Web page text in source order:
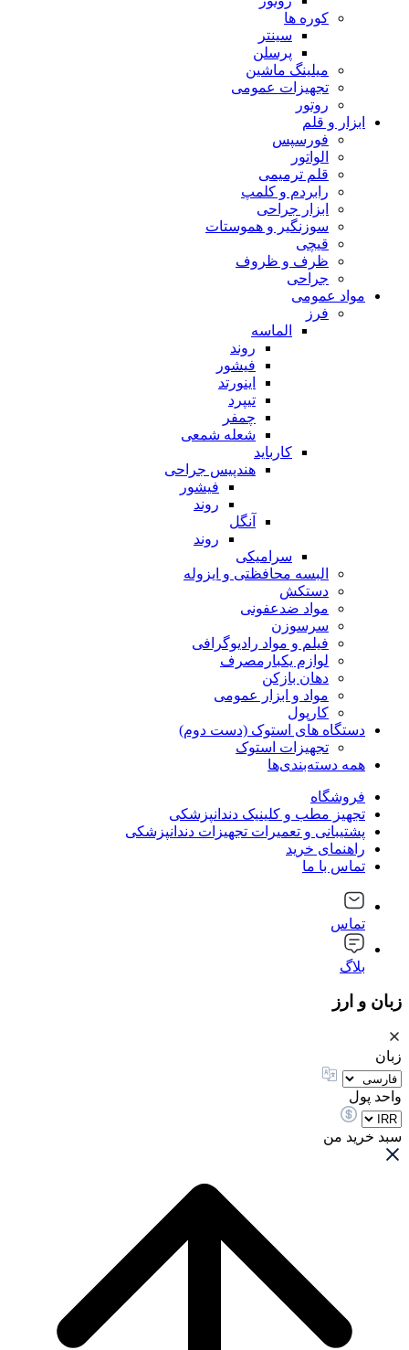
کوره ها
سینتر
پرسلن
میلینگ ماشین
تجهیزات عمومی
روتور
ابزار و قلم
فورسپس
الواتور
قلم ترمیمی
رابردم و کلمپ
ابزار جراحی
سوزنگیر و هموستات
قیچی
ظرف و ظروف
جراحی
مواد عمومی
فرز
الماسه
روند
فیشور
اینورتد
تیپرد
چمفر
شعله شمعی
کارباید
هندپیس جراحی
فیشور
روند
آنگل
روند
سرامیکی
البسه محافظتی و ایزوله
دستکش
مواد ضدعفونی
سرسوزن
فیلم و مواد رادیوگرافی
لوازم یکبارمصرف
دهان بازکن
مواد و ابزار عمومی
کارپول
دستگاه های استوک (دست دوم)
تجهیزات استوک
همه دسته‌بندی‌ها
فروشگاه
تجهیز مطب و کلینیک دندانپزشکی
پشتیبانی و تعمیرات تجهیزات دندانپزشکی
راهنمای خرید
تماس با ما
تماس
بلاگ
زبان و ارز
زبان
واحد پول
سبد خرید من